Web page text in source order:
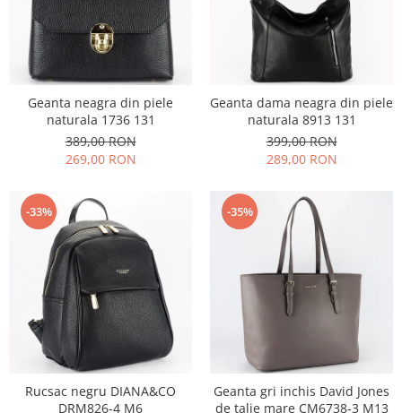
Geanta neagra din piele
naturala 1736 131
389,00 RON
269,00 RON
Geanta dama neagra din piele
naturala 8913 131
399,00 RON
289,00 RON
-33%
Rucsac negru DIANA&CO
DRM826-4 M6
-35%
Geanta gri inchis David Jones
de talie mare CM6738-3 M13